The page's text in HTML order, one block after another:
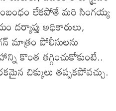
లేకపోతే మరి సింగయ్య
అధికారులు,
మాత్రం పోలీసులను
కొంత తగ్గించుకోకుంటే..
చిక్కులు తప్పకపోవచ్చు.